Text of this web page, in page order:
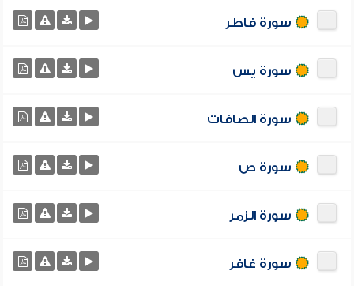
سورة فاطر
سورة يس
سورة الصافات
سورة ص
سورة الزمر
سورة غافر